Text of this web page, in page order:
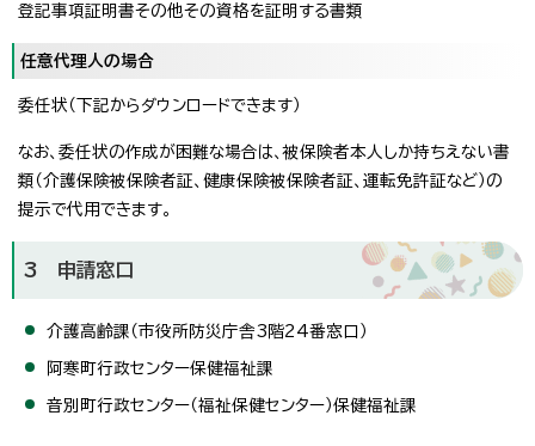
登記事項証明書その他その資格を証明する書類
任意代理人の場合
委任状（下記からダウンロードできます）
なお、委任状の作成が困難な場合は、被保険者本人しか持ちえない書
類（介護保険被保険者証、健康保険被保険者証、運転免許証など）の
提示で代用できます。
3 申請窓口
介護高齢課（市役所防災庁舎3階24番窓口）
阿寒町行政センター保健福祉課
音別町行政センター（福祉保健センター）保健福祉課